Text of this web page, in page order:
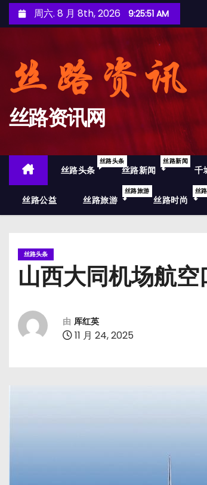
至
周六. 8 月 8th, 2026 9:25:52 AM
丝路资讯网
丝路头条
丝路头条
丝路新闻
丝路新闻
千
丝路公益 丝路旅游
丝路旅游
丝路时尚
丝
丝路头条
山西大同机场航
由 厍红英
11 月 24, 2025